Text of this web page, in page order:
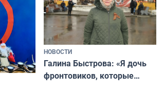
НОВОСТИ
Галина Быстрова: «Я дочь
фронтовиков, которые